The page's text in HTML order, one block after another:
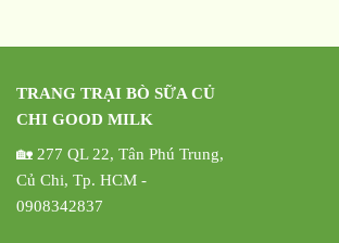
TRANG TRẠI BÒ SỮA CỦ
CHI GOOD MILK
🏡 277 QL 22, Tân Phú Trung,
Củ Chi, Tp. HCM -
0908342837